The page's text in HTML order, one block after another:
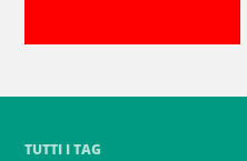
TUTTI I TAG